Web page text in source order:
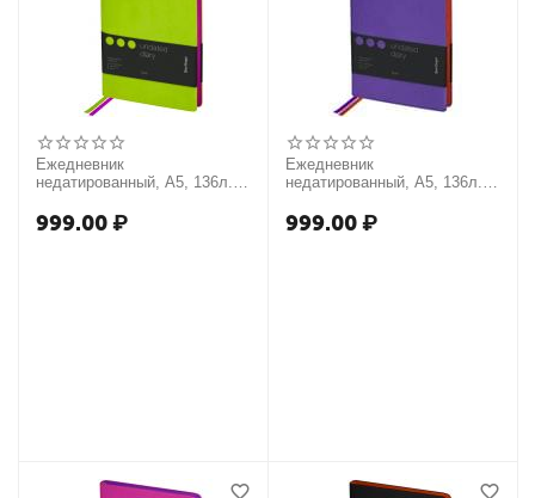
Ежедневник
недатированный, А5, 136л.,
цветной срез, салатовый
999.00₽
Ежедневник
недатированный, А5, 136л.,
цветной срез, фиолетовый
999.00₽